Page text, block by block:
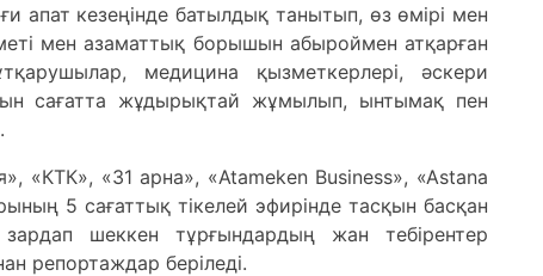
апат кезеңінде батылдық танытып, өз өмірі мен
мен азаматтық борышын абыроймен атқарған
медицина қызметкерлері, әскери
сағатта жұдырықтай жұмылып, ынтымақ пен
«КТК», «31 арна», «Atameken Business», «Astana
5 сағаттық тікелей эфирінде тасқын басқан
шеккен тұрғындардың жан тебірентер
репортаждар беріледі.